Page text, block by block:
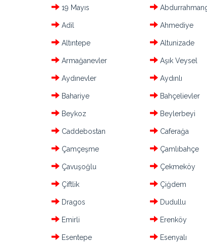
19 Mayıs
Adil Ahmediye
Altıntepe Altunizade
Armağanevler Aşık Veysel
Aydınevler Aydınlı
Bahariye Bahçelievler
Beykoz Beylerbeyi
Caddebostan Caferağa
Çamçeşme Çamlıbahçe
Çavuşoğlu Çekmeköy
Çiftlik Çiğdem
Dragos Dudullu
Emirli Erenköy
Esentepe Esenyalı